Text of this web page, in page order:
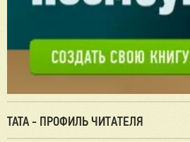
TATA - ПРОФИЛЬ ЧИТАТЕЛЯ